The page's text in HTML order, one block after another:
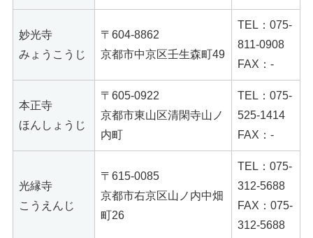
妙光寺
みょうこうじ
〒604-8862
京都市中京区壬生森町49
TEL：075-
811-0908
FAX：-
本正寺
ほんしょうじ
〒605-0922
京都市東山区清閑寺山ノ
内町
TEL：075-
525-1414
FAX：-
光縁寺
こうえんじ
〒615-0085
京都市右京区山ノ内中畑
町26
TEL：075-
312-5688
FAX：075-
312-5688